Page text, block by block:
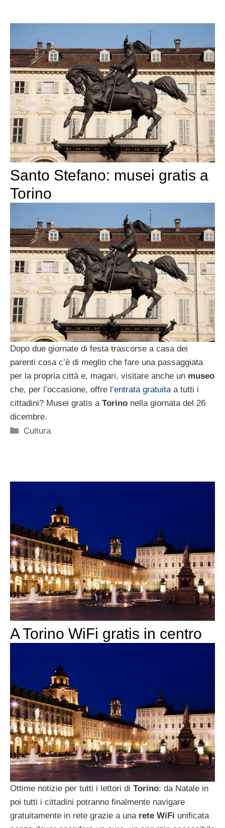
Santo Stefano: musei gratis a
Torino
Dopo due giornate di festa trascorse a casa dei
parenti cosa c’è di meglio che fare una passaggiata
per la propria città e, magari, visitare anche un museo
che, per l’occasione, offre l’entrata gratuita a tutti i
cittadini? Musei gratis a Torino nella giornata del 26
dicembre.
Categorie
Cultura
A Torino WiFi gratis in centro
Ottime notizie per tutti i lettori di Torino: da Natale in
poi tutti i cittadini potranno finalmente navigare
gratuitamente in rete grazie a una rete WiFi unificata